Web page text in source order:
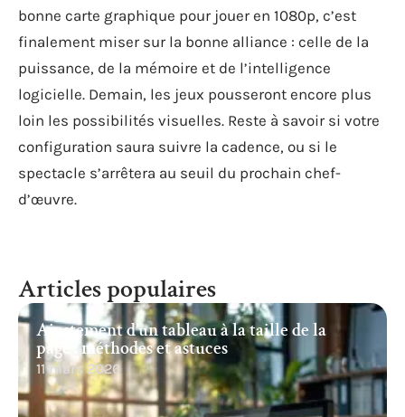
bonne carte graphique pour jouer en 1080p, c’est
finalement miser sur la bonne alliance : celle de la
puissance, de la mémoire et de l’intelligence
logicielle. Demain, les jeux pousseront encore plus
loin les possibilités visuelles. Reste à savoir si votre
configuration saura suivre la cadence, ou si le
spectacle s’arrêtera au seuil du prochain chef-
d’œuvre.
Articles populaires
Ajustement d’un tableau à la taille de la
page : méthodes et astuces
11 mars 2026